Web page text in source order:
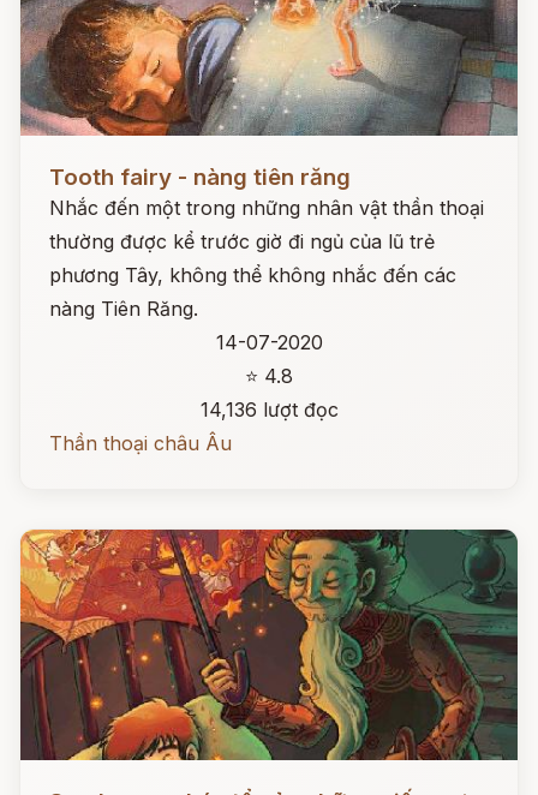
Tooth fairy - nàng tiên răng
Nhắc đến một trong những nhân vật thần thoại
thường được kể trước giờ đi ngủ của lũ trẻ
phương Tây, không thể không nhắc đến các
nàng Tiên Răng.
14-07-2020
⭐ 4.8
14,136 lượt đọc
Thần thoại châu Âu